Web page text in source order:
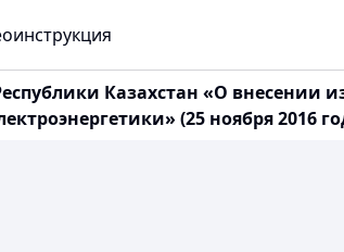
Казахстан «О
(25 ноября 2016